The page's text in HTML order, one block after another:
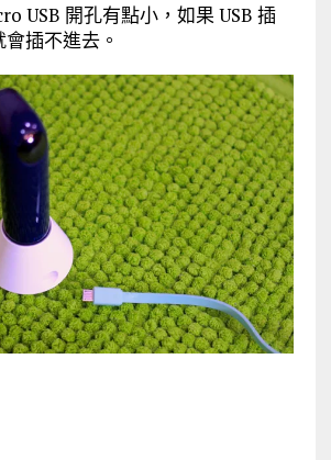
USB 開孔有點小，如果 USB 插
插不進去。